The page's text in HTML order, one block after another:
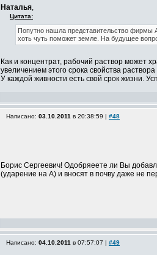
Наталья,
Цитата:
Попутно нашла представительство фирмы
хоть чуть поможет земле. На будущее
Как и концентрат, рабочий раствор может
увеличением этого срока свойства
У каждой живности есть свой срок жизни.
Написано: 03.10.2011 в 20:38:59 | #48
Борис Сергеевич! Одобряеете ли Вы
(ударение на А) и вносят в почву даже не
Написано: 04.10.2011 в 07:57:07 | #49